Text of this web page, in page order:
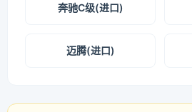
奔驰C级(进口)
迈腾(进口)